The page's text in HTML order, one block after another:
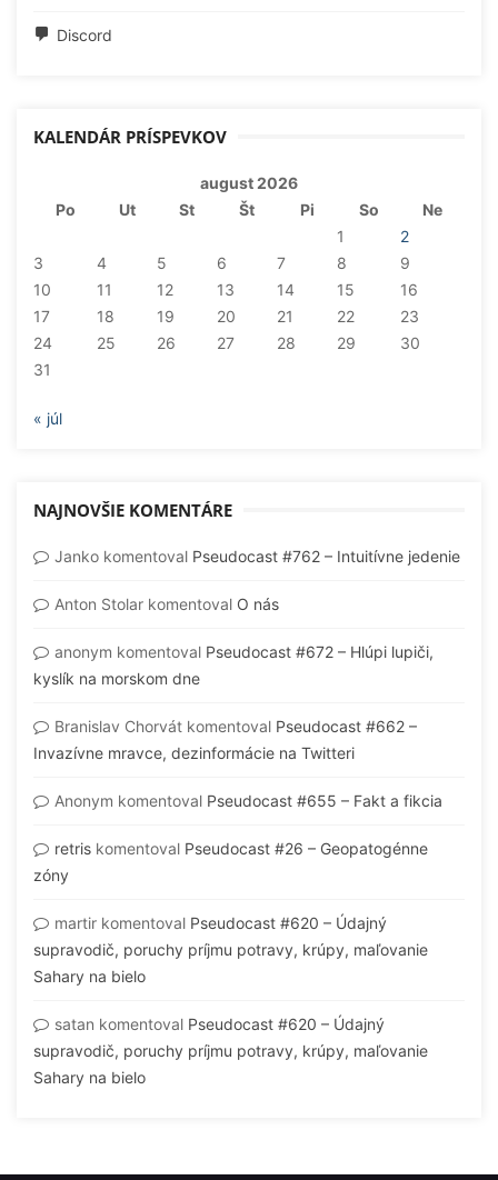
Discord
KALENDÁR PRÍSPEVKOV
august 2026
Po
Ut St Št Pi So
Ne
1
2
3
4 5 6 7 8
9
10
11 12 13 14 15
16
17
18 19 20 21 22
23
24
25 26 27 28 29
30
31
« júl
NAJNOVŠIE KOMENTÁRE
Janko komentoval Pseudocast #762 – Intuitívne jedenie
Anton Stolar komentoval O nás
anonym komentoval Pseudocast #672 – Hlúpi lupiči,
kyslík na morskom dne
Branislav Chorvát komentoval Pseudocast #662 –
Invazívne mravce, dezinformácie na Twitteri
Anonym komentoval Pseudocast #655 – Fakt a fikcia
retris komentoval Pseudocast #26 – Geopatogénne
zóny
martir komentoval Pseudocast #620 – Údajný
supravodič, poruchy príjmu potravy, krúpy, maľovanie
Sahary na bielo
satan komentoval Pseudocast #620 – Údajný
supravodič, poruchy príjmu potravy, krúpy, maľovanie
Sahary na bielo